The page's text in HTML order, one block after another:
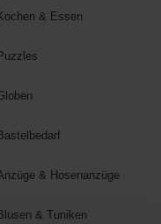
& Essen
& Hosenanzüge
& Tuniken